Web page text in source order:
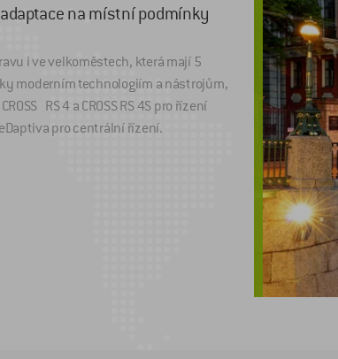
na místní podmínky
i ve velkoměstech, která mají 5
moderním technologiím a nástrojům,
RS 4 a CROSS RS 4S pro řízení
pro centrální řízení.